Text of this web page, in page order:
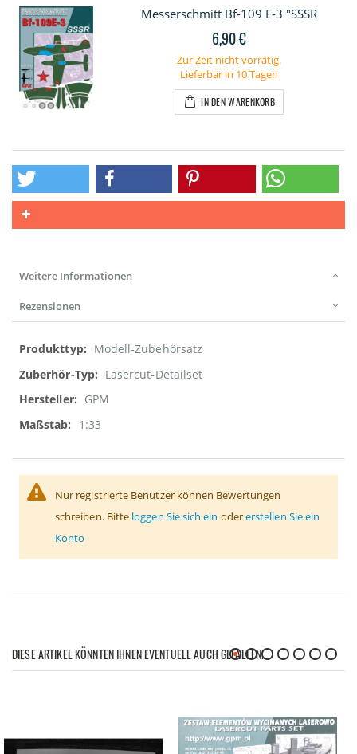
Messerschmitt Bf-109 E-3 "SSSR
6,90 €
Zur Zeit nicht vorrätig.
Lieferbar in 10 Tagen
IN DEN WARENKORB
Weitere Informationen
Rezensionen
Weitere
Informationen
Modell-Zubehörsatz
Lasercut-Detailset
GPM
1:33
Nur registrierte Benutzer können Bewertungen
schreiben. Bitte loggen Sie sich ein odererstellen Sie ein
Konto
DIESE ARTIKEL KÖNNTEN IHNEN EVENTUELL AUCH GEFALLEN!